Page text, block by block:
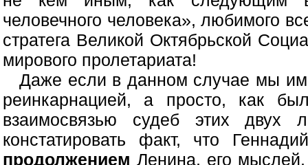
человечного человека», любимого
стратега Великой Октябрьской
мирового пролетариата!
Даже если в данном случае мы
реинкарнацией, а просто, как
взаимосвязью судеб этих
констатировать факт, что
продолжением Ленина, его